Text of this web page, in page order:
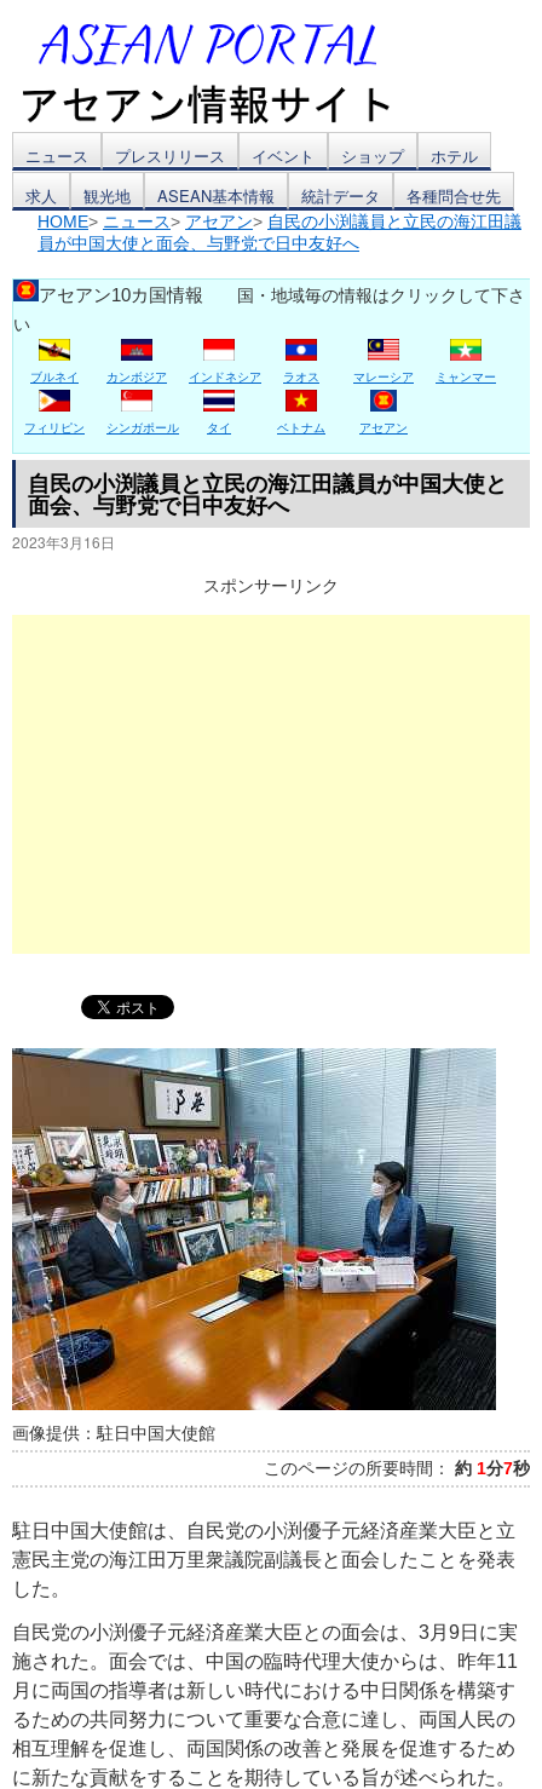
コ
ン
ン
ツ
へ
ス
キ
ッ
ニュース プレスリリース イベント ショップ
ホテル
求人
観光地 ASEAN基本情報 統計データ 各種問合せ先
HOME> ニュース> アセアン> 自民の小渕議員と立民の海江田議
員が中国大使と面会、与野党で日中友好へ
アセアン10カ国情報 国・地域毎の情報はクリックして下さ
い
ブルネイ カンボジア インドネシア ラオス マレーシア ミャンマー
フィリピン シンガポール タイ ベトナム アセアン
自民の小渕議員と立民の海江田議員が中国大使と
面会、与野党で日中友好へ
2023年3月16日
スポンサーリンク
画像提供：駐日中国大使館
このページの所要時間： 約 1分7秒
駐日中国大使館は、自民党の小渕優子元経済産業大臣と立
憲民主党の海江田万里衆議院副議長と面会したことを発表
した。
自民党の小渕優子元経済産業大臣との面会は、3月9日に実
施された。面会では、中国の臨時代理大使からは、昨年11
月に両国の指導者は新しい時代における中日関係を構築す
るための共同努力について重要な合意に達し、両国人民の
相互理解を促進し、両国関係の改善と発展を促進するため
に新たな貢献をすることを期待している旨が述べられた。